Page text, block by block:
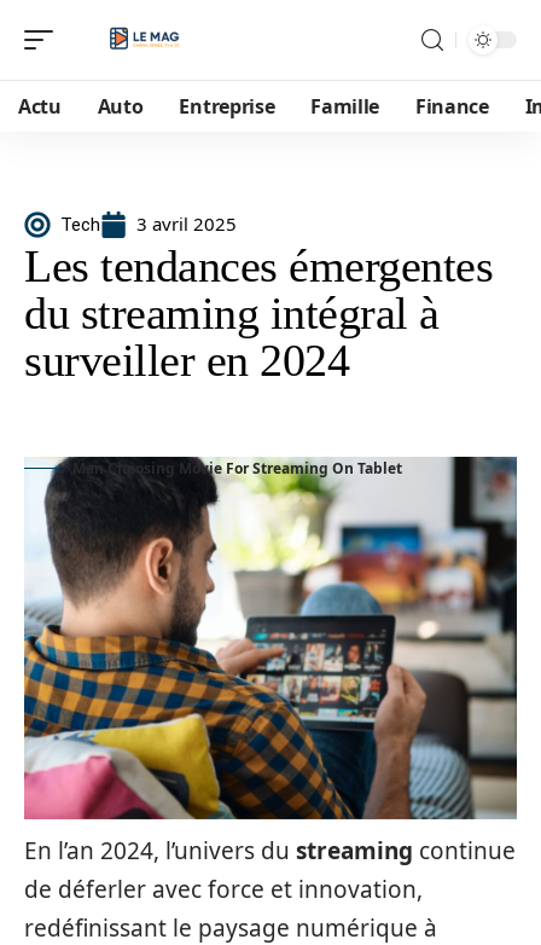
Actu Auto Entreprise Famille Finance
Tech 3 avril 2025
Les tendances émergentes
du streaming intégral à
surveiller en 2024
Man Choosing Movie For Streaming On Tablet
En l’an 2024, l’univers du streaming continue
de déferler avec force et innovation,
redéfinissant le paysage numérique à